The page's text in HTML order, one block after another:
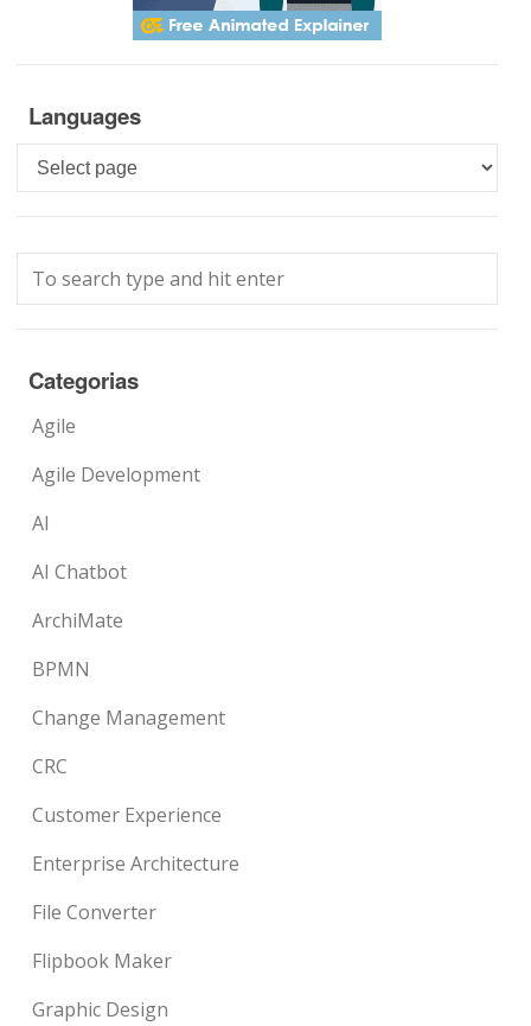
Languages
Languages
Categorias
Agile
Agile Development
AI
AI Chatbot
ArchiMate
BPMN
Change Management
CRC
Customer Experience
Enterprise Architecture
File Converter
Flipbook Maker
Graphic Design